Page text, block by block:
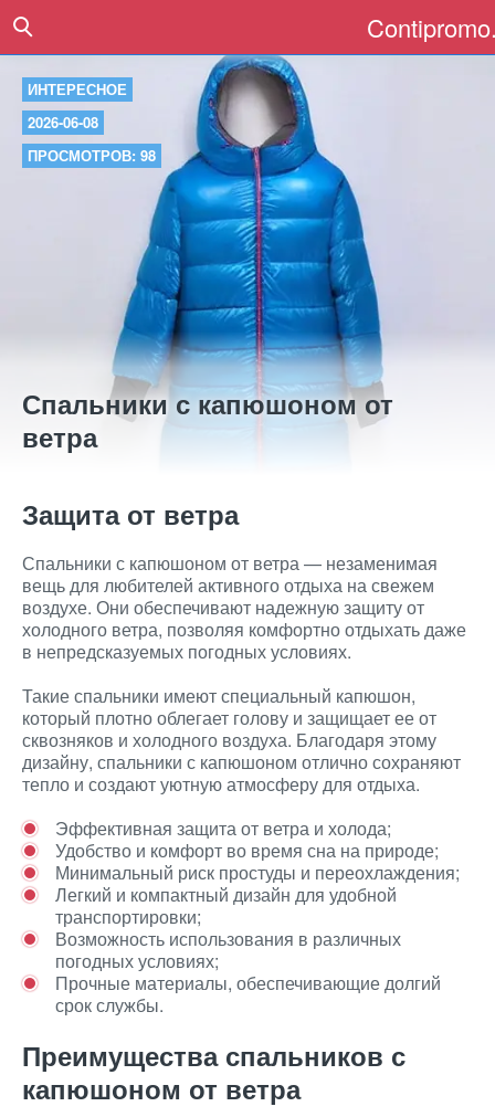
ИНТЕРЕСНОЕ
2026-06-08
ПРОСМОТРОВ: 98
Спальники с капюшоном от
ветра
Защита от ветра
Спальники с капюшоном от ветра — незаменимая
вещь для любителей активного отдыха на свежем
воздухе. Они обеспечивают надежную защиту от
холодного ветра, позволяя комфортно отдыхать даже
в непредсказуемых погодных условиях.
Такие спальники имеют специальный капюшон,
который плотно облегает голову и защищает ее от
сквозняков и холодного воздуха. Благодаря этому
дизайну, спальники с капюшоном отлично сохраняют
тепло и создают уютную атмосферу для отдыха.
Эффективная защита от ветра и холода;
Удобство и комфорт во время сна на природе;
Минимальный риск простуды и переохлаждения;
Легкий и компактный дизайн для удобной
транспортировки;
Возможность использования в различных
погодных условиях;
Прочные материалы, обеспечивающие долгий
срок службы.
Преимущества спальников с
капюшоном от ветра